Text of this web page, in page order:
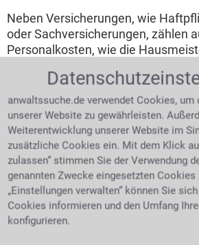
Neben Versicherungen, wie
oder Sachversicherungen, zählen
Personalkosten, wie die
umlegbar sind Reparaturkosten,
oder eine komplette Neuanlage
Beispiel.
trauriger
Tisch
Mietminderung -
welche
Voraussetzungen
müssen erfüllt
sein?
anwaltssuche.de verwendet Cookies,
unserer Website zu gewährleisten.
Weiterentwicklung unserer Website im
zusätzliche Cookies ein. Mit dem Klick
zulassen“ stimmen Sie der Verwendung
genannten Zwecke eingesetzten Cookies
„Einstellungen verwalten“ können Sie
Cookies informieren und den Umfang
konfigurieren.